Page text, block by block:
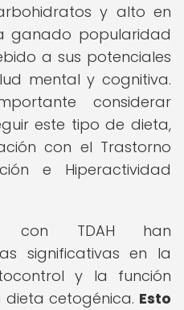
y alto en
ganado popularidad
a sus potenciales
mental y cognitiva.
considerar
este tipo de dieta,
con el Trastorno
e Hiperactividad
con TDAH han
significativas en la
y la función
dieta cetogénica. Esto